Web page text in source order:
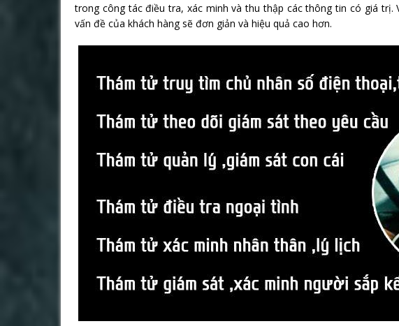
trong công tác điều tra, xác minh và thu thập các thông tin có giá trị.
vấn đề của khách hàng sẽ đơn giản và hiệu quả cao hơn.